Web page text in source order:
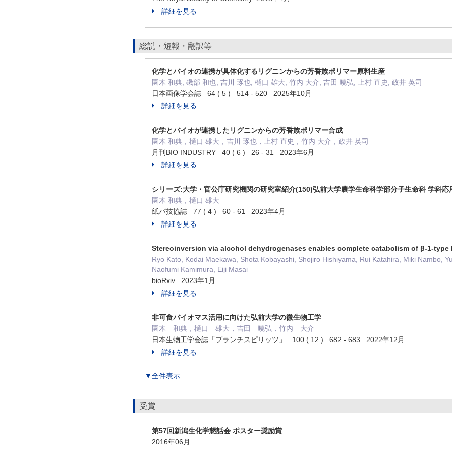
詳細を見る
総説・短報・翻訳等
化学とバイオの連携が具体化するリグニンからの芳香族ポリマー原料生産
園木 和典, 磯部 和也, 吉川 琢也, 樋口 雄大, 竹内 大介, 吉田 曉弘, 上村 直史, 政井 英司
日本画像学会誌 64 ( 5 ) 514 - 520 2025年10月
詳細を見る
化学とバイオが連携したリグニンからの芳香族ポリマー合成
園木 和典，樋口 雄大，吉川 琢也，上村 直史，竹内 大介，政井 英司
月刊BIO INDUSTRY 40 ( 6 ) 26 - 31 2023年6月
詳細を見る
シリーズ:大学・官公庁研究機関の研究室紹介(150)弘前大学農学生命科学部分子生命科 学科
園木 和典，樋口 雄大
紙パ技協誌 77 ( 4 ) 60 - 61 2023年4月
詳細を見る
Stereoinversion via alcohol dehydrogenases enables complete catabolism of β-1-
Ryo Kato, Kodai Maekawa, Shota Kobayashi, Shojiro Hishiyama, Rui Katahira, Miki Nambo,
Naofumi Kamimura, Eiji Masai
bioRxiv 2023年1月
詳細を見る
非可食バイオマス活用に向けた弘前大学の微生物工学
園木 和典，樋口 雄大，吉田 曉弘，竹内 大介
日本生物工学会誌「ブランチスピリッツ」 100 ( 12 ) 682 - 683 2022年12月
詳細を見る
▼全件表示
受賞
第57回新潟生化学懇話会 ポスター奨励賞
2016年06月